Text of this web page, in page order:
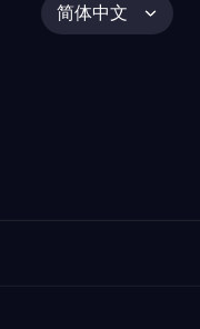
简体中文